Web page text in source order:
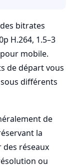
bitrates
H.264, 1.5–3
mobile.
de départ vous
différents
de
la
des réseaux
ou